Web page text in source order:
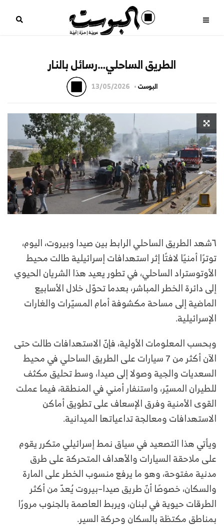
الطريق الساحلي…رسائل بالنار
البوست 13/05/2026
٦شهد الطريق الساحلي الرابط بين صيدا وبيروت، اليوم،
توترًا أمنيًا لافتًا إثر استهدافات إسرائيلية طالت محيط
الأوتوستراد الساحلي، في تطور يعيد هذا الشريان الحيوي
إلى دائرة الخطر المباشر، بعدما تحوّل خلال الأسابيع
الماضية إلى مساحة مكشوفة أمام المسيّرات والغارات
الإسرائيلية.
وبحسب المعلومات الأولية، فإنّ الاستهدافات طالت حتى
الآن أكثر من 7 سيارات على الطريق الساحلي في محيط
السعديات والجية وصولا إلى صيدا، وسط تحليق مكثف
للطيران المسيّر، واستنفار أمني في المنطقة، فيما عملت
القوى الأمنية وفرق الإسعاف على تطويق أماكن
الاستهدافات ومعالجة تداعياتها الميدانية.
ويأتي هذا التصعيد في سياق نمط إسرائيلي متكرر يقوم
على ملاحقة السيارات والأهداف المتحركة على طرق
مدنية مفتوحة، وهو ما يرفع منسوب الخطر على المارة
والسكان، خصوصًا أنّ طريق صيدا–بيروت يُعدّ من أكثر
الطرقات حيوية في لبنان، ويربط العاصمة بالجنوب مرورًا
بمناطق مكتظة بالسكان وحركة السير.